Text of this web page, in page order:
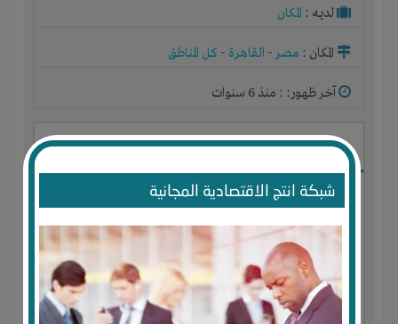
شبكة انتج الاقتصادية المجانية
لديـه : المكان
المكان : مصر- القاهرة - كل المناطق
آخر ظهور: : منذ 6 سنوات
مهدي شايف